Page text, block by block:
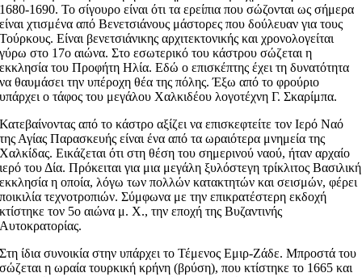
1680-1690. Το σίγουρο είναι ότι τα ερείπια που σώζονται ως σήμερα
είναι χτισμένα από Βενετσιάνους μάστορες που δούλευαν για τους
Τούρκους. Είναι βενετσιάνικης αρχιτεκτονικής και χρονολογείται
γύρω στο 17ο αιώνα. Στο εσωτερικό του κάστρου σώζεται η
εκκλησία του Προφήτη Ηλία. Εδώ ο επισκέπτης έχει τη δυνατότητα
να θαυμάσει την υπέροχη θέα της πόλης. Έξω από το φρούριο
υπάρχει ο τάφος του μεγάλου Χαλκιδέου λογοτέχνη Γ. Σκαρίμπα.
Κατεβαίνοντας από το κάστρο αξίζει να επισκεφτείτε τον Ιερό Ναό
της Αγίας Παρασκευής είναι ένα από τα ωραιότερα μνημεία της
Χαλκίδας. Εικάζεται ότι στη θέση του σημερινού ναού, ήταν αρχαίο
ιερό του Δία. Πρόκειται για μια μεγάλη ξυλόστεγη τρίκλιτος Βασιλική
εκκλησία η οποία, λόγω των πολλών κατακτητών και σεισμών, φέρει
ποικιλία τεχνοτροπιών. Σύμφωνα με την επικρατέστερη εκδοχή
κτίστηκε τον 5ο αιώνα μ. Χ., την εποχή της Βυζαντινής
Αυτοκρατορίας.
Στη ίδια συνοικία στην υπάρχει το Τέμενος Εμιρ-Ζάδε. Μπροστά του
σώζεται η ωραία τουρκική κρήνη (βρύση), που κτίστηκε το 1665 και